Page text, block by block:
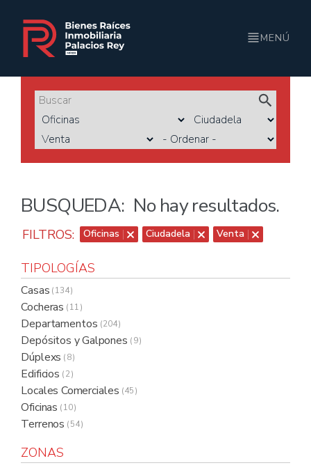
MENÚ
TIPOLOGÍAS
Casas ( 134 )
Cocheras ( 11 )
Departamentos ( 204 )
Depósitos y Galpones ( 9 )
Dúplexs ( 8 )
Edificios ( 2 )
Locales Comerciales ( 45 )
Oficinas ( 10 )
Terrenos ( 54 )
ZONAS
BUSQUEDA: No hay resultados.
FILTROS: Oficinas Ciudadela Venta